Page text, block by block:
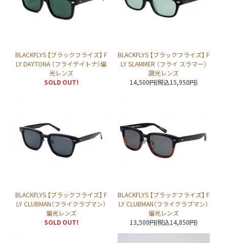
BLACKFLYS 【ブラックフライズ】 F
LY DAYTONA （フライデイトナ）偏
光レンズ
SOLD OUT!
BLACKFLYS 【ブラックフライズ】 F
LY SLAMMER （フライ スラマー）
調光レンズ
14,500円(税込15,950円)
BLACKFLYS 【ブラックフライズ】 F
LY CLUBMAN（フライクラブマン）
偏光レンズ
SOLD OUT!
BLACKFLYS 【ブラックフライズ】 F
LY CLUBMAN（フライクラブマン）
偏光レンズ
13,500円(税込14,850円)